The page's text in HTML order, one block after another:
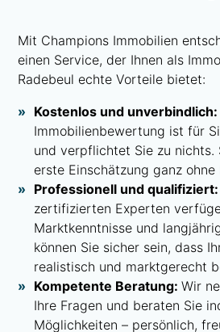
Mit Champions Immobilien
einen Service, der Ihnen als
Radebeul echte Vorteile bietet:
Kostenlos und unverbindlich:
Immobilienbewertung ist für
und verpflichtet Sie zu nichts.
erste Einschätzung ganz ohne
Professionell und qualifiziert:
zertifizierten Experten
Marktkenntnisse und
können Sie sicher sein, dass
realistisch und marktgerecht
Kompetente Beratung:Wir
Ihre Fragen und beraten Sie
Möglichkeiten – persönlich,